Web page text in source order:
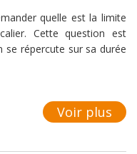
quelle est la limite
Cette question est
se répercute sur sa durée
Voir plus